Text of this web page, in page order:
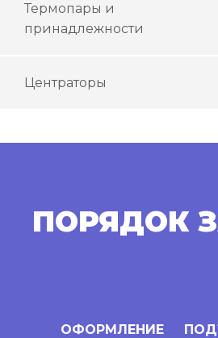
Термопары и
принадлежности
Центраторы
ПОРЯДОК
ОФОРМЛЕНИЕ